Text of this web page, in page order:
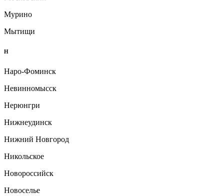
Мурино
Мытищи
Н
Наро-Фоминск
Невинномысск
Нерюнгри
Нижнеудинск
Нижний Новгород
Никольское
Новороссийск
Новоселье